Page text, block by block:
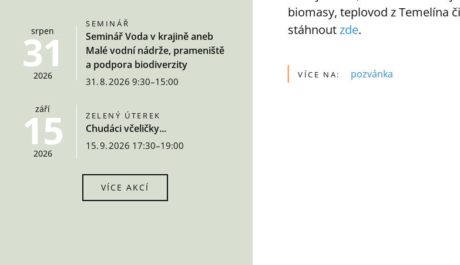
srpen
31
2026
SEMINÁŘ
Seminář Voda v krajině aneb
Malé vodní nádrže, prameniště
a podpora biodiverzity
31. 8. 2026 9:30–15:00
září
15
2026
ZELENÝ ÚTEREK
Chudáci včeličky...
15. 9. 2026 17:30–19:00
VÍCE AKCÍ
biomasy, teplovod z Temelína
stáhnoutzde.
VÍCE NA: pozvánka